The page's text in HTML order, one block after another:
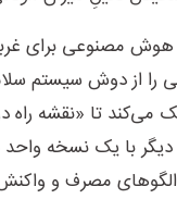
هوش مصنوعی برای
را از دوش سیستم
کمک می‌کند تا «نقشه
با یک نسخه واحد
الگوهای مصرف و